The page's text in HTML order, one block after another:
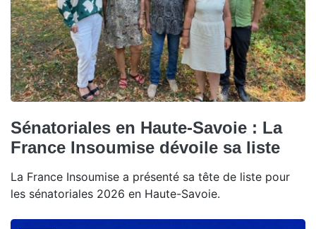
Sénatoriales en Haute-Savoie : La
France Insoumise dévoile sa liste
La France Insoumise a présenté sa tête de liste pour
les sénatoriales 2026 en Haute-Savoie.